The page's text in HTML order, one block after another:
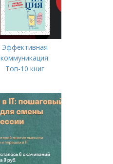
Эффективная
коммуникация:
Топ-10 книг